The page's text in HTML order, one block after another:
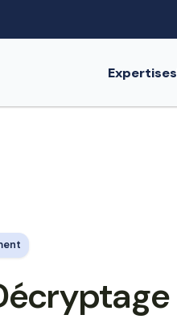
Expertises